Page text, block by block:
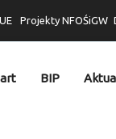
Projekty NFOŚiGW
BIP